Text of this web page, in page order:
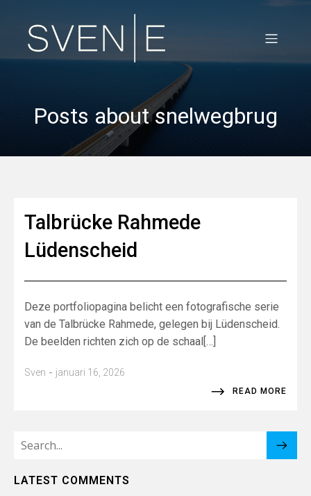
Posts about snelwegbrug
Talbrücke Rahmede
Lüdenscheid
Deze portfoliopagina belicht een fotografische serie
van de Talbrücke Rahmede, gelegen bij Lüdenscheid.
De beelden richten zich op de schaal[…]
Sven - januari 16, 2026
READ MORE
LATEST COMMENTS